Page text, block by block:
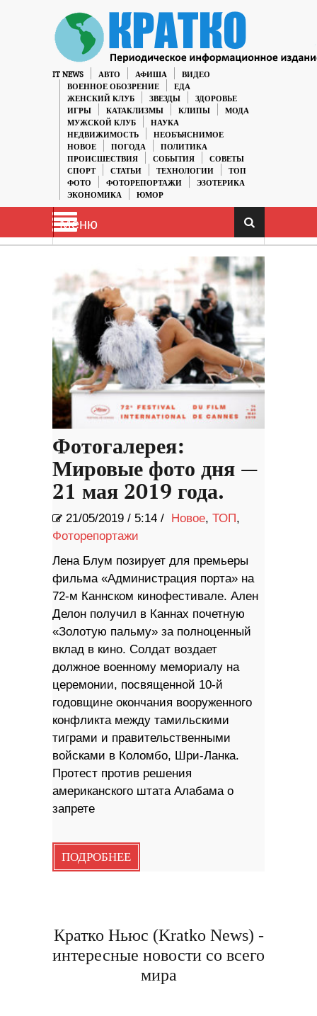
IT NEWS АВТО АФИША
ВИДЕО
ВОЕННОЕ ОБОЗРЕНИЕ
ЕДА
ЖЕНСКИЙ КЛУБ
ЗВЕЗДЫ
ЗДОРОВЬЕ
ИГРЫ
КАТАКЛИЗМЫ КЛИПЫ
МОДА
МУЖСКОЙ КЛУБ
НАУКА
НЕДВИЖИМОСТЬ
НЕОБЪЯСНИМОЕ
НОВОЕ
ПОГОДА
ПОЛИТИКА
ПРОИСШЕСТВИЯ
СОБЫТИЯ
СОВЕТЫ
СПОРТ
СТАТЬИ ТЕХНОЛОГИИ
ТОП
ФОТО
ФОТОРЕПОРТАЖИ
ЭЗОТЕРИКА
ЭКОНОМИКА
ЮМОР
Меню
Фотогалерея:
Мировые фото дня —
21 мая 2019 года.
21/05/2019 / 5:14 / Новое, ТОП,
Фоторепортажи
Лена Блум позирует для премьеры
фильма «Администрация порта» на
72-м Каннском кинофестивале. Ален
Делон получил в Каннах почетную
«Золотую пальму» за полноценный
вклад в кино. Солдат воздает
должное военному мемориалу на
церемонии, посвященной 10-й
годовщине окончания вооруженного
конфликта между тамильскими
тиграми и правительственными
войсками в Коломбо, Шри-Ланка.
Протест против решения
американского штата Алабама о
запрете
ПОДРОБНЕЕ
Кратко Ньюс (Kratko News) -
интересные новости со всего
мира